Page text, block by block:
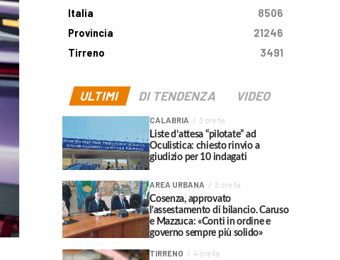
Italia
8506
Provincia
21246
Tirreno
3491
ULTIMI DI TENDENZA VIDEO
CALABRIA 3 ore fa
Liste d’attesa “pilotate” ad
Oculistica: chiesto rinvio a
giudizio per 10 indagati
AREA URBANA 3 ore fa
Cosenza, approvato
l’assestamento di bilancio. Caruso
e Mazzuca: «Conti in ordine e
governo sempre più solido»
TIRRENO 4 ore fa